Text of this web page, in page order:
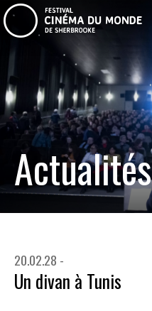
Actualités
20.02.28 -
Un divan à Tunis